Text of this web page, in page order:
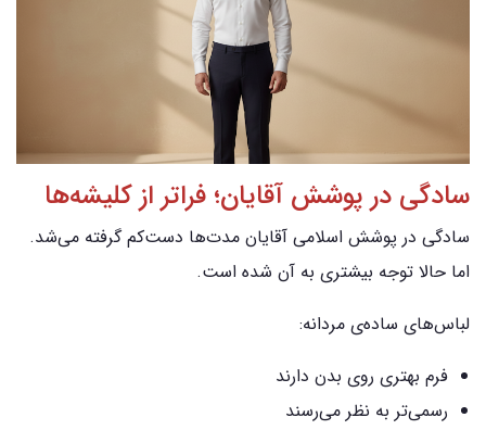
سادگی در پوشش آقایان؛ فراتر از کلیشه‌ها
سادگی در پوشش اسلامی آقایان مدت‌ها دست‌کم گرفته می‌شد.
اما حالا توجه بیشتری به آن شده است.
لباس‌های ساده‌ی مردانه:
فرم بهتری روی بدن دارند
رسمی‌تر به نظر می‌رسند